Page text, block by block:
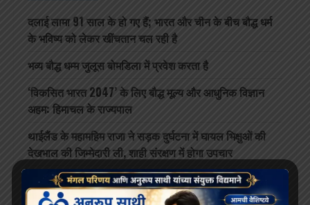
दलाई लामा 91 साल के हो गए हैं; भारत और चीन के बीच बौद्ध धर्म
के भविष्य को लेकर खींचतान चल रही है
भव्य बौद्ध धम्म जुलूस बोमडिला में प्रवेश करता है
‘विकसित भारत 2047’ के लिए बौद्ध मूल्य और आधुनिक विज्ञान
अहम: हिमाचल के राज्यपाल
थाईलैंड के महामहिम राजा ने सड़क दुर्घटना में घायल भिक्षुओं की
देखभाल की जिम्मेदारी ली, शाही संरक्षण में होगा उपचार
दलाई लामा लद्दाख लौटे, भारत के हिमालयी बौद्ध संबंधों को और
मज़बूत किया